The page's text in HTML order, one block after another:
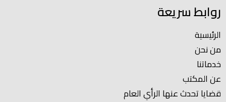
روابط سريعة
الرئيسية
من نحن
خدماتنا
عن المكتب
قضايا تحدث عنها الرأي العام